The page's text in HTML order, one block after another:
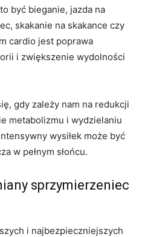
być bieganie, jazda na
skakanie na skakance czy
cardio jest poprawa
i zwiększenie wydolności
gdy zależy nam na redukcji
metabolizmu i wydzielaniu
wysiłek może być
w pełnym słońcu.
sprzymierzeniec
i najbezpieczniejszych